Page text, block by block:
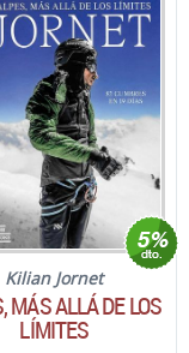
Kilian Jornet
MÁS ALLÁ DE LOS
LÍMITES